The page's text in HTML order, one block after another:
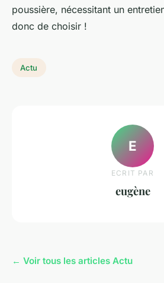
poussière, nécessitant un
donc de choisir !
Actu
E
ECRIT PAR
eugène
← Voir tous les articles Actu